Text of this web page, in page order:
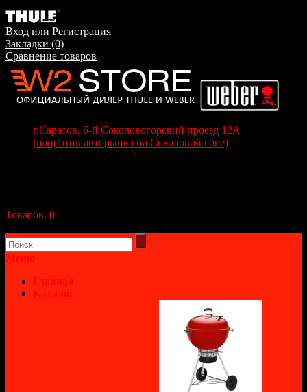
Вход или Регистрация
Закладки (0)
Сравнение товаров
г.Саратов, 6-й Соколовогорский проезд 12А
(напротив авторынка на Соколовой горе)
Товаров: 0
Меню
Главная
Каталог